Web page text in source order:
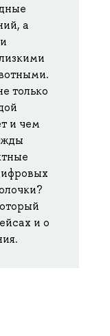
а
только
и чем
и о